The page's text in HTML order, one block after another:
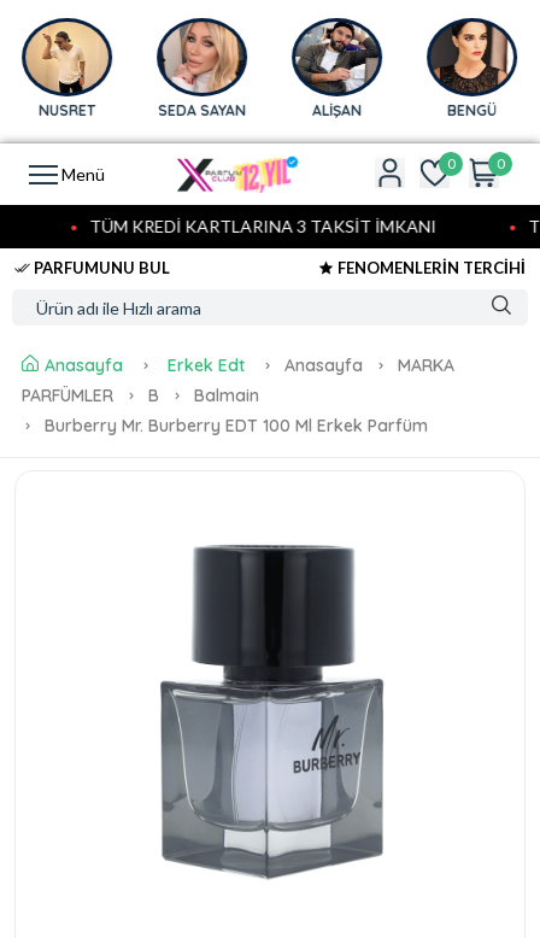
NUSRET SEDA SAYAN ALİŞAN BENGÜ
Menü 0 0
TÜM KREDİ KARTLARINA 3 TAKSİT İMKANI
PARFUMUNU BUL FENOMENLERİN TERCİHİ
Anasayfa Erkek Edt Anasayfa
MARKA
PARFÜMLER
B
Balmain
Burberry Mr. Burberry EDT 100 Ml Erkek Parfüm